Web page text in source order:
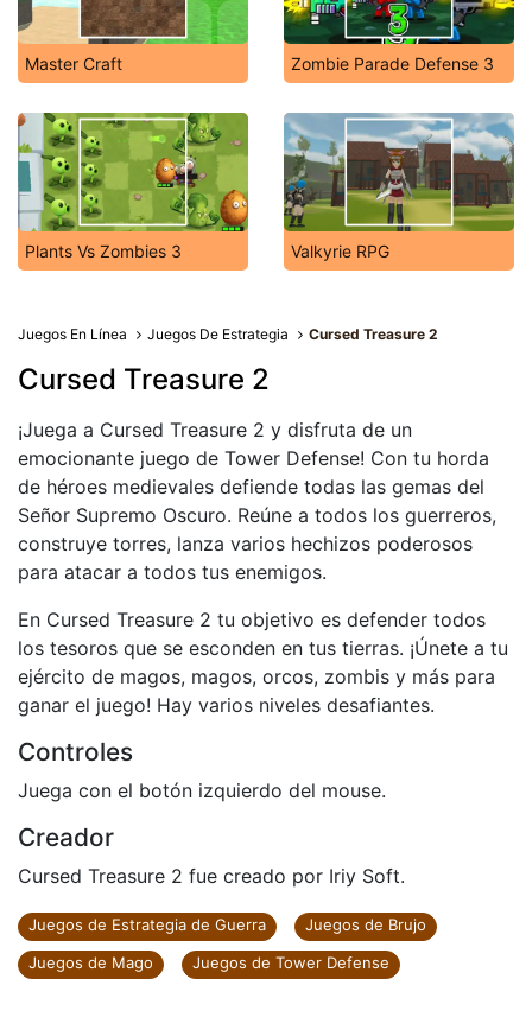
Master Craft Zombie Parade Defense 3
Plants Vs Zombies 3 Valkyrie RPG
Juegos En Línea Juegos De Estrategia Cursed Treasure 2
Cursed Treasure 2
¡Juega a Cursed Treasure 2 y disfruta de un
emocionante juego de Tower Defense! Con tu horda
de héroes medievales defiende todas las gemas del
Señor Supremo Oscuro. Reúne a todos los guerreros,
construye torres, lanza varios hechizos poderosos
para atacar a todos tus enemigos.
En Cursed Treasure 2 tu objetivo es defender todos
los tesoros que se esconden en tus tierras. ¡Únete a tu
ejército de magos, magos, orcos, zombis y más para
ganar el juego! Hay varios niveles desafiantes.
Controles
Juega con el botón izquierdo del mouse.
Creador
Cursed Treasure 2 fue creado por Iriy Soft.
Juegos de Estrategia de Guerra
Juegos de Brujo
Juegos de Mago
Juegos de Tower Defense